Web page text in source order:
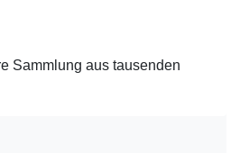
Sammlung aus tausenden